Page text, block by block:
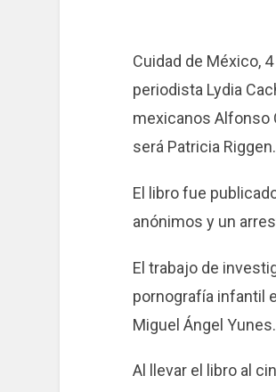
Cuidad de México,
periodista Lydia
mexicanos Alfonso
será Patricia Riggen.
El libro fue
anónimos y un
El trabajo de
pornografía infantil
Miguel Ángel Yunes.
Al llevar el libro al